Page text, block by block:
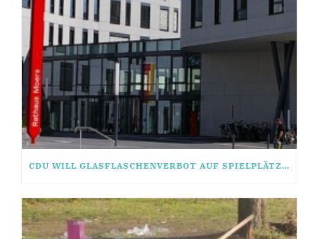
CDU WILL GLASFLASCHENVERBOT AUF SPIELPLÄTZEN UND IN GRÜNANLAGEN